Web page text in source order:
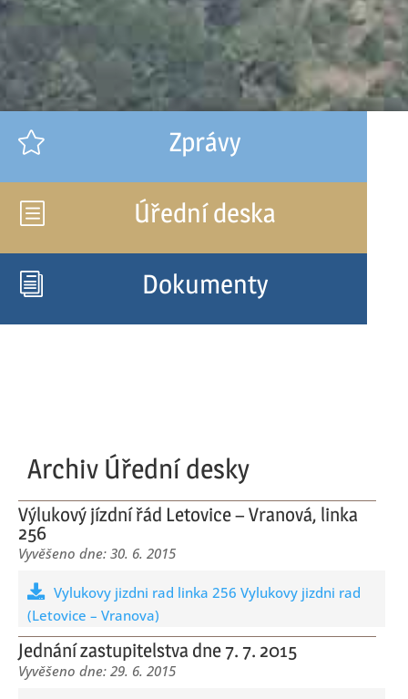
 Zprávy
b Úřední deska
i Dokumenty
Archiv Úřední desky
Výlukový jízdní řád Letovice – Vranová, linka
256
30. 6. 2015
Vylukovy jizdni rad linka 256 Vylukovy jizdni rad
(Letovice – Vranova)
Jednání zastupitelstva dne 7. 7. 2015
29. 6. 2015